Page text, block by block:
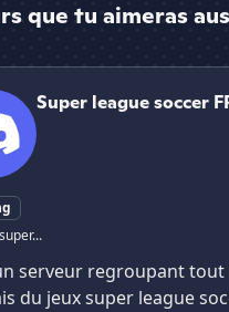
que tu aimeras
soccer FR
Super league soccer
serveur regroupant tout
du jeux super league